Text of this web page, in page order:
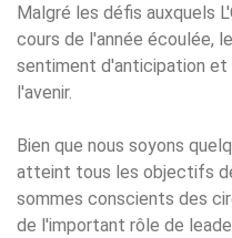
Malgré les défis auxquels
cours de l'année écoulée,
sentiment d'anticipation et
l'avenir.
Bien que nous soyons
atteint tous les objectifs
sommes conscients des
de l'important rôle de